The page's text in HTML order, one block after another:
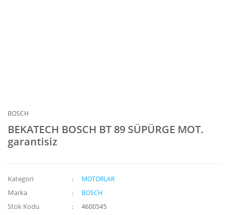
BOSCH
BEKATECH BOSCH BT 89 SÜPÜRGE MOT.
garantisiz
Kategori MOTORLAR
Marka BOSCH
Stok Kodu 4600545